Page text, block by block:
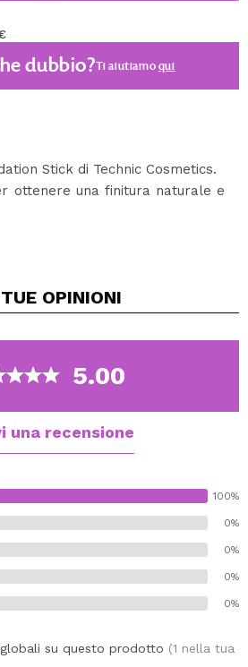
dubbio?Ti aiutiamoqui
Stick di Technic Cosmetics.
ottenere una finitura naturale e
e cremosa, di facile
modulare, puoi applicare tutti
OPINIONI
5.00
una recensione
100%
0%
0%
0%
0%
su questo prodotto (1 nella tua